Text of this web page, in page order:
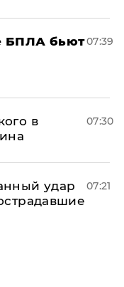
БПЛА бьют07:39
в
07:30
удар
07:21